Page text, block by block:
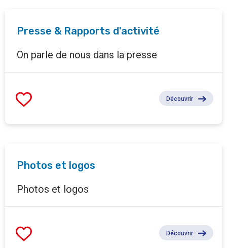
Presse & Rapports d'activité
On parle de nous dans la presse
Découvrir
Photos et logos
Photos et logos
Découvrir